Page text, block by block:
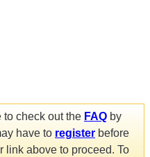
to check out the FAQ by
have to register before
link above to proceed. To